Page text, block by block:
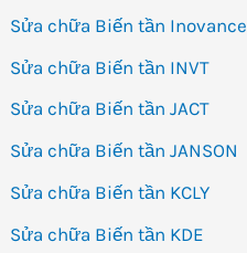
Sửa chữa Biến tần Inovance
Sửa chữa Biến tần INVT
Sửa chữa Biến tần JACT
Sửa chữa Biến tần JANSON
Sửa chữa Biến tần KCLY
Sửa chữa Biến tần KDE